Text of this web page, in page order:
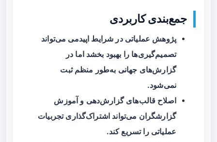
جمع‌بندی کاربردی
پژوهش عملیاتی در شرایط اپیدمی می‌تواند
تصمیم‌گیری‌ها را بهبود بخشد اما در
گزارش‌های جهانی به‌طور منظم ثبت
نمی‌شود.
اصلاح قالب‌های گزارش‌دهی و آموزش
گزارشگران می‌تواند اشتراک‌گذاری تجربیات
عملیاتی را تسریع کند.